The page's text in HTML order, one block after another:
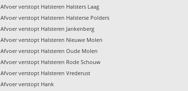
Afvoer verstopt Halsteren Halsters Laag
Afvoer verstopt Halsteren Halsterse Polders
Afvoer verstopt Halsteren Jankenberg
Afvoer verstopt Halsteren Nieuwe Molen
Afvoer verstopt Halsteren Oude Molen
Afvoer verstopt Halsteren Rode Schouw
Afvoer verstopt Halsteren Vrederust
Afvoer verstopt Hank